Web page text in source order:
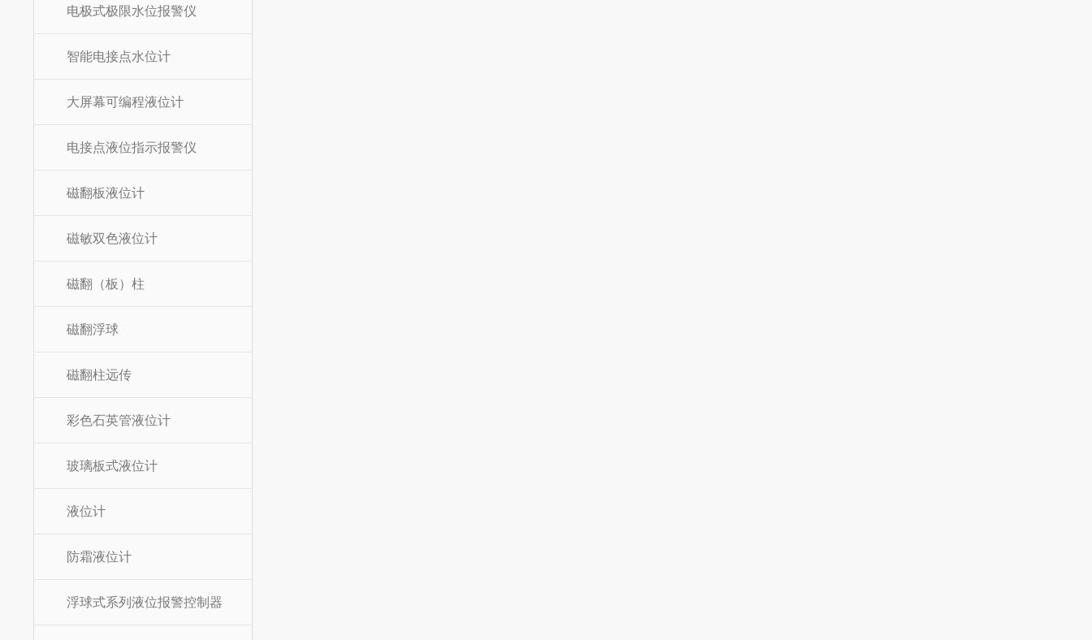
电极式极限水位报警仪
智能电接点水位计
大屏幕可编程液位计
电接点液位指示报警仪
磁翻板液位计
磁敏双色液位计
磁翻（板）柱
磁翻浮球
磁翻柱远传
彩色石英管液位计
玻璃板式液位计
液位计
防霜液位计
浮球式系列液位报警控制器